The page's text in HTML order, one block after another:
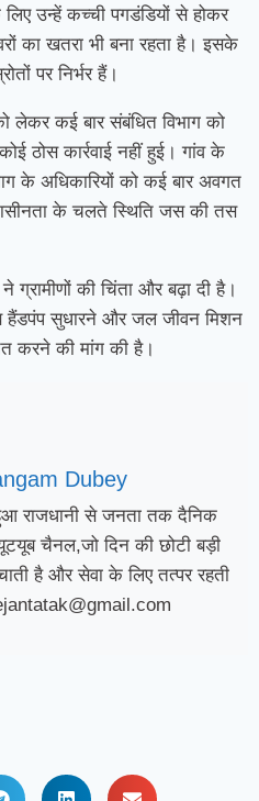
लिए उन्हें कच्ची पगडंडियों से होकर
का खतरा भी बना रहता है। इसके
पर निर्भर हैं।
लेकर कई बार संबंधित विभाग को
ठोस कार्रवाई नहीं हुई। गांव के
के अधिकारियों को कई बार अवगत
के चलते स्थिति जस की तस
की चिंता और बढ़ा दी है।
हैंडपंप सुधारने और जल जीवन मिशन
करने की मांग की है।
Dubey
राजधानी से जनता तक दैनिक
चैनल,जो दिन की छोटी बड़ी
है और सेवा के लिए तत्पर रहती